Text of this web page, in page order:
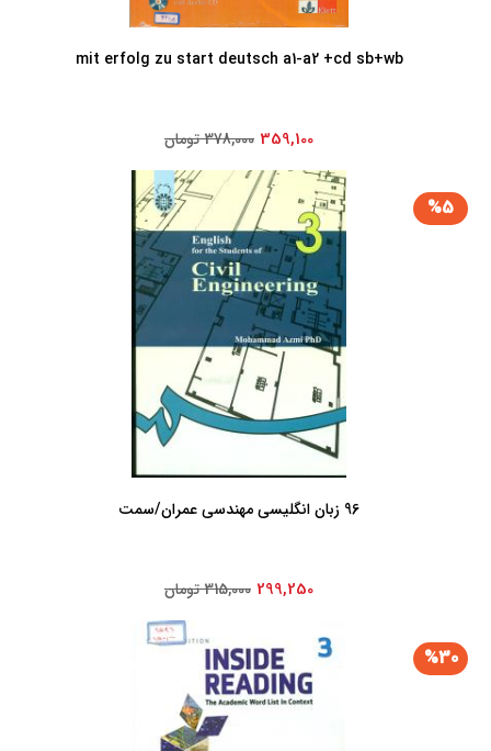
mit erfolg zu start deutsch a1-a2 +cd sb+wb
359,100 378,000 تومان
%5
96 زبان انگلیسی‏ مهندسی‏ عمران‏/سمت
299,250 315,000 تومان
%30